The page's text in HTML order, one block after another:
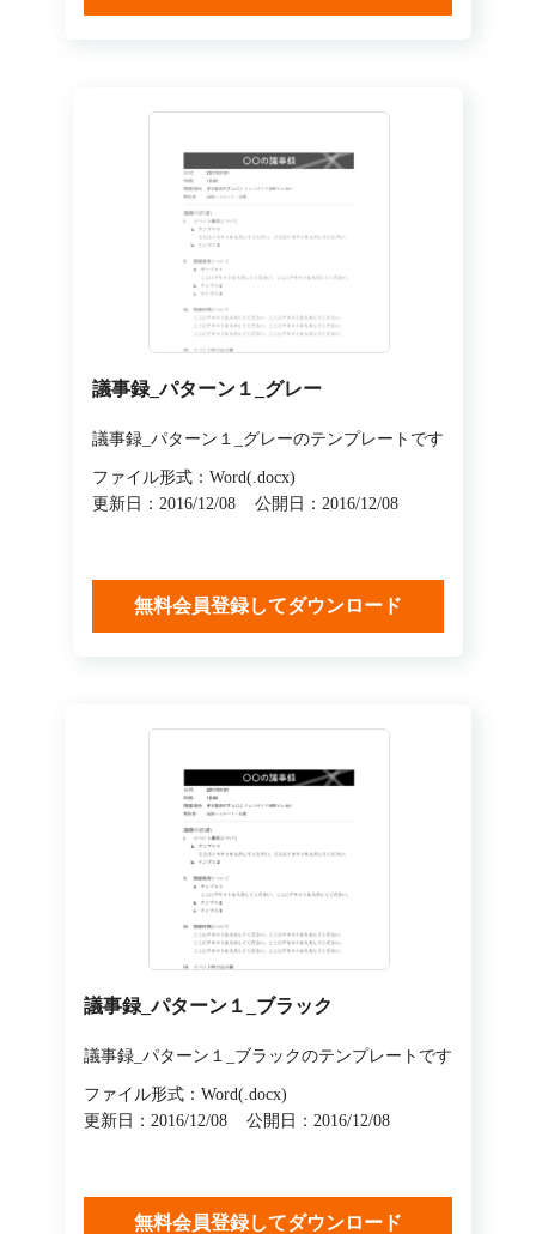
議事録_パターン１_グレー
議事録_パターン１_グレーのテンプレートです
ファイル形式：Word(.docx)
更新日：2016/12/08
公開日：2016/12/08
無料会員登録してダウンロード
議事録_パターン１_ブラック
議事録_パターン１_ブラックのテンプレートです
ファイル形式：Word(.docx)
更新日：2016/12/08
公開日：2016/12/08
無料会員登録してダウンロード